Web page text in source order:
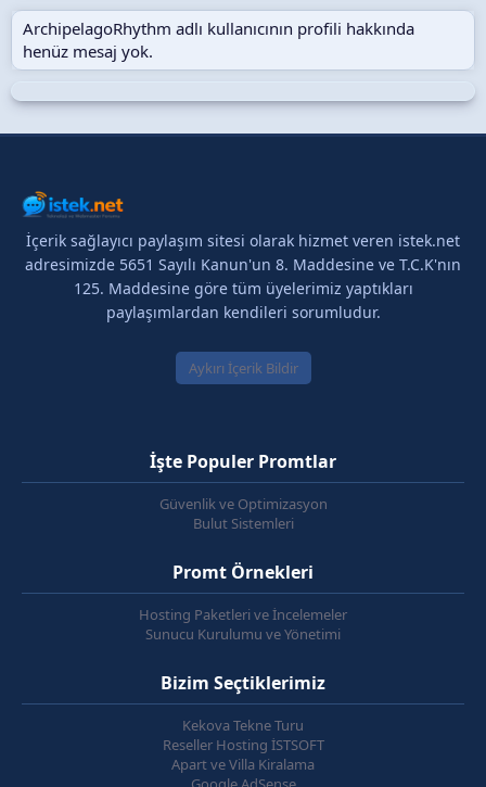
ArchipelagoRhythm adlı kullanıcının profili hakkında
henüz mesaj yok.
İçerik sağlayıcı paylaşım sitesi olarak hizmet veren istek.net
adresimizde 5651 Sayılı Kanun'un 8. Maddesine ve T.C.K'nın
125. Maddesine göre tüm üyelerimiz yaptıkları
paylaşımlardan kendileri sorumludur.
Aykırı İçerik Bildir
İşte Populer Promtlar
Güvenlik ve Optimizasyon
Bulut Sistemleri
Promt Örnekleri
Hosting Paketleri ve İncelemeler
Sunucu Kurulumu ve Yönetimi
Bizim Seçtiklerimiz
Kekova Tekne Turu
Reseller Hosting İSTSOFT
Apart ve Villa Kiralama